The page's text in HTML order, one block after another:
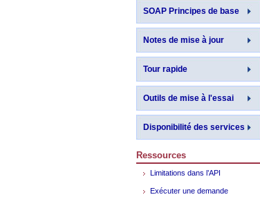
SOAP Principes de base
Notes de mise à jour
Tour rapide
Outils de mise à l'essai
Disponibilité des services
Ressources
Limitations dans l’API
Exécuter une demande